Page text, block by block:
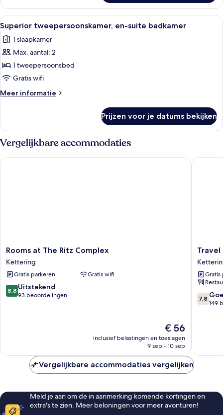
kamer,
en-
suite
badkamer
Alle
foto's
voor
Superior
tweepersoonskamer,
en-
suite
badkamer
Een wit bureau met een
8
Superior tweepersoonskamer, en-suite badkamer
1 slaapkamer
Max. aantal: 2
1 tweepersoonsbed
Gratis wifi
Meer informatie
Meer
tweepersoonskamer,
en-
suite
badkamer
Prijzen voor je datums bekijken
Vergelijkbare accommodaties
Rooms
at
The
Ritz
Complex
Kettering
Rooms at The Ritz Complex
Kettering
Gratis parkeren Gratis wifi
8.8
van
8,8 Uitstekend
93 beoordelingen
De
prijs
is
€ 56
inclusief belastingen en toeslagen
9 sep - 10 sep
Rooms at The Ritz Complex
Travel
Plaza
Hotel
Travel
Gratis
7.8
van
7,8
149
Travel
Vergelijkbare accommodaties vergelijken
Meld je aan om de in aanmerking komende kortingen en
extra's te zien. Meer beloningen voor meer avonturen!